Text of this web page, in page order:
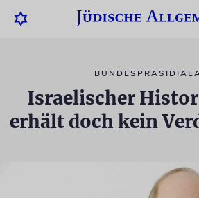
Israelischer
erhält doch kein